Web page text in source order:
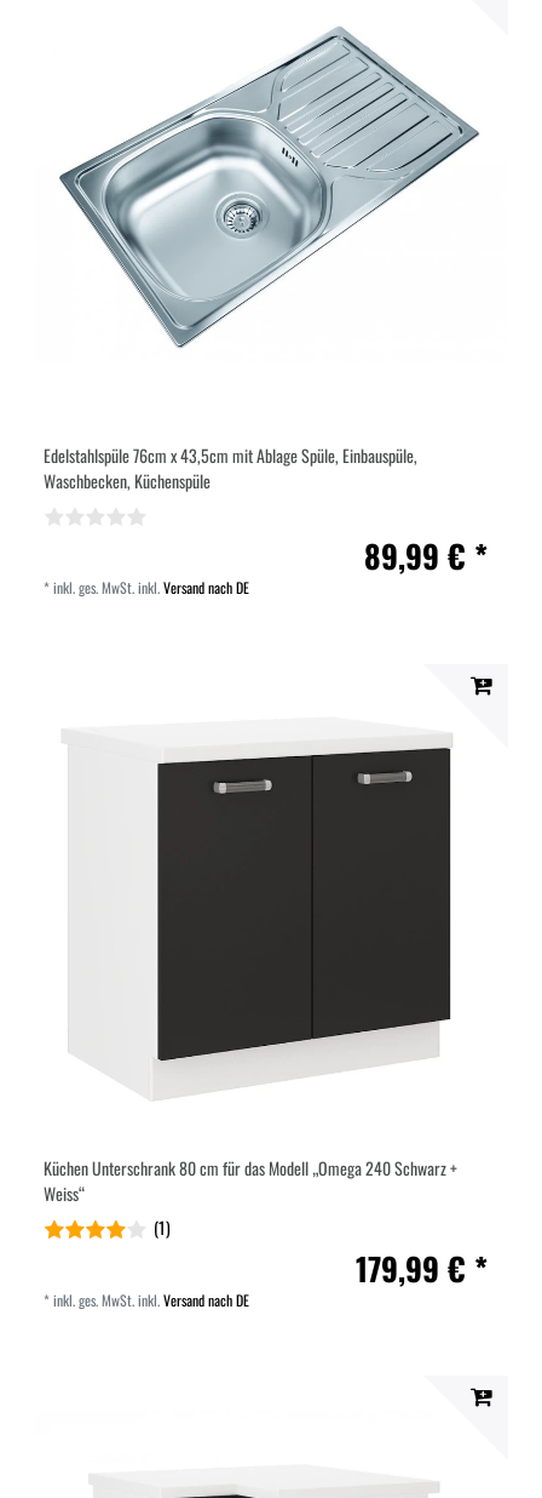
Edelstahlspüle 76cm x 43,5cm mit Ablage Spüle, Einbauspüle,
Waschbecken, Küchenspüle
89,99 € *
*inkl. ges. MwSt.inkl.Versand nach DE
Küchen Unterschrank 80 cm für das Modell „Omega 240 Schwarz +
Weiss“
(1)
179,99 € *
*inkl. ges. MwSt.inkl.Versand nach DE